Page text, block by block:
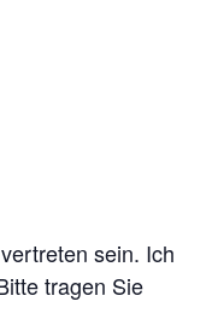
sein. Ich
tragen Sie